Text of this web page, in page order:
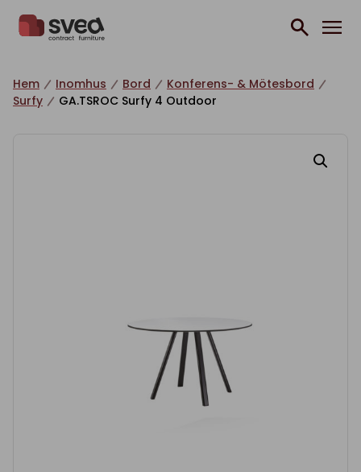
Hem Inomhus Bord
Konferens- & Mötesbord
Surfy
GA.TSROC Surfy 4 Outdoor